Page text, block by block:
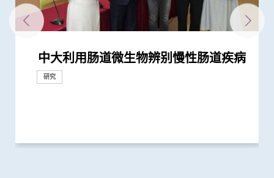
中大利用肠道微生物辨别慢性肠道疾病
研究
中大公布世界首个全球「炎症性肠病」
於本世纪发病率及流行率系统性回顾研
究 发现本港发病率於过去30年急升...
中大伙澳洲专家研究东半球炎症性肠病
获近年最大研究资助金额 势揭肠道微
生物群之谜
中大全球首项研究确认新大肠癌高风险
群组
中大研究「肠道微生物移植」治疗难辨
梭菌感染 治愈率为传统抗生素治疗的3
倍
香港和澳门的炎症性肠病新增个案高踞
亚太区首三位 中大成立资料库助市民
增加认知
中大医学院肠胃科率领全球多国专家制
定临床指引 以「非入侵性生物标志
物」筛查大肠癌
四成港人肠道微生态失衡情况与新冠患
者类似 中大研发「微生态免疫力配
方」证有效促进新冠患者康复 有望提...
中大全球首证新冠患者肠道微生态现失
衡状况 成功研发益生菌配方平衡肠道
微生态 有望增强免疫力
中大研究证实低剂量三环抗抑郁药有助
改善难治性胃功能失调
中大研究揭示全球大肠癌发病率有年轻
化趋势
中大黄秀娟教授获颁中国工程界最高荣
誉「光华工程科技奖」 成为今届医药
衞生领域唯一香港学者
中大研究揭示婴儿早期表观遗传改变及
肠道微生态 或影响日后脑部发展
中大医学院推出「琢妍医学人才培育计
划」吸纳百位顶尖女性人才 善用香港
制度优势 打造国际女性医学科研人...
中大首创透过调节肠道菌群 成功纾缓
儿童焦虑及感官过敏症状
「赛马会年轻糖尿支援计划」为逾900
糖尿病年青患者提供连续血糖监测仪
数据显示有效管控血糖 大幅降低严...
与牛津大学十年研究合作 中大开发首
个华人糖尿预后预测模型
中大医学院长达近20年追踪研究 揭示
妊娠糖尿及怀孕期血糖上升对孕妇及子
女的长期健康风险
中大研究发现2型糖尿病对香港生产力
及经济造成重大损失 年轻群组影响尤
为严重
中大银屑病关节炎研究重要突破 成功
修复受损关节骨头 亦可保护关节结构
预防变形恶化
中大发现调整生活方式的介入治疗方案
可减轻近七成爱滋病病毒感染者的代谢
性脂肪肝病情
中大研究揭示未来十年香港每千人将有
一人患上炎症性肠病 医疗负担飙升至
每年逾四亿港元 情况急需正视
中大与加拿大卡尔加里大学领导全球
「炎症性肠病」流行病学研究 建立炎
症性肠病四阶段演变模型 预测各地区...
中大研究指出过度清洁消毒增加湿疹等
过敏症风险
中大医学院开创儿童宏基因组组装基因
组数据库（MAGIC） 促进生命早期微
生物群研究
中大研究揭示患妊娠糖尿病孕妇肠道微
生态改变 影响婴儿早期神经发育
中大利用肠道微生物开发精准工具诊断
自闭症有助及早评估自闭风险 另一先
导临床研究显示调节肠道微生态可缓...
中大威院成功以单一导管同时修补二尖
瓣及三尖瓣 治疗严重心瓣倒流新突破
黄秀娟教授成为全国首位女性医生科学
家获选「新基石研究学者」其领导之新
基石科学实验室将拆解饮食如何影响...
中大医学院两学者当选欧洲科学院外籍
院士 成2024年「医学及兽医科学」仅
有来自香港的学者
中大利用大数据成功开发机器学习模型
精准预测老年糖尿病患者未来一年罹患
严重低血糖的风险
中大医学院黄秀娟教授成香港首位医生
科学家获选为新基石研究员
中大研究显示类风湿关节炎患者日服5
毫克皮质类固醇 出现心血管疾病的风
险增一倍
新冠疫苗复必泰及科兴引发之「T细胞
反应」可有效预防不同新冠病毒变异株
引起的严重疾病
中大发现小肠癌在全球及本港发病率明
显上升 高收入地区发病率较高
中大发现新基因标记可预测糖尿病人患
冠心病风险 凸显糖尿病精准治疗的潜
力
中大研究证实新冠口服药有效降低院舍
长者五成入院风险及防止病情恶化
中大医学院大型临床研究证实口服微胶
囊活菌配方SIM01有效纾缓新冠后遗症
中大医学院进行亚洲最大型长新冠研究
推算生殖系统徵状如性功能障碍困扰逾
40万港人
裘槎医学科学教授黄秀娟教授就职演
讲： 「众里寻『它』千百度」
中大新技术有效评估艾滋病病毒感染者
的心脏病风险
中大发现年轻糖尿病前期患者患糖尿病
的终生风险高达90% 心血管疾病风险增
近70%
中大「三岁定八十」跨学科研究 拆解
怀孕期肠道微生态如何降低婴儿患炎症
性肠病风险
中大研究显示持续服用RASi类药物可以
降低 2型糖尿病晚期肾病患者出现心肾
并发症的风险
中大全球首证血糖波动不稳的肥胖型糖
尿病患者有较高患癌风险 并证实接受
一类常用降血压药物的糖尿病患者患...
中大医学院获医管局支持开展香港首个
大型长新冠研究 协助政府策划更全面
的长新冠医疗服务
港大及中大医学院联合研究发现已接种
疫苗人士 在感染新型冠状病毒变异株
Omicron后能对不同的新冠病毒变异...
中大医学院领导国际研究显示 成人1 型
糖尿病的新症发病率较传统预期高
中大与辅导教师协会最新调查显示 本
港学生患「肠易激」情况令人关注 疫
情下压力上升 吁留意肠胃问题或反映...
中大崭新技术 以粪便细菌基因侦测大
肠癌及瘜肉复发 灵敏度逾九成
中大医学院研究指幼儿成为新冠病毒
「隐形传播者」的风险不容忽视 病毒
载量及带活性病毒的比例偏高 持续带...
中大医学院研究指出优化肠道微生态有
望提升新冠疫苗安全及成效
中大揭肠道微生态失衡为「炎症性肠
病」致病关键 团队获近1,600万港元资
助成立全球数据库 致力遏止全球个案...
中大发现新冠患者的肠道内缺乏可调节
免疫力的益菌 八成新冠患者出现「长
新冠」症状 肠道微生态失衡成关键
中大医学院联同全球糖尿病知名专家合
作四年 为《刺针》制定糖尿病多元综
合策略
中大医学院发现胰脏癌有全球上升及年
轻化趋势 女性上升幅度较高
中大研究显示糖尿病死亡率及并发症发
生率正下降 唯年轻糖尿病患者情况未
见改善
中大证新冠婴孩患者粪便带病毒 可成
隐形传播者 成立新冠病毒检测中心 致
力为婴幼儿作粪便检测
中大研究显示新冠肺炎患者常见有肝脏
受损问题 建议监测患者肝功能 及早发
现病情恶化
中大医学院与阿斯利康首度合作糖尿病
肾病研究 制订全球应对糖尿病肾病新
策略
婴儿肠道菌群影响一生 中大团队研
「三岁定八十」之谜
中大医学院两名杰出学者 获裘槎基金
会颁发「裘槎优秀医学科研者奖2020」
患有多囊卵巢综合症华人女性的糖尿病
风险是非患病人士的4倍
多元化预防衰老活动有助减低衰老状况
逾8成「前期衰老」长者逆转为「非衰
老」
中大为5,000港人免费验脑 开展人口
基础研究追踪本港脑健康状况
中大发现严重睡眠窒息症未经治疗患者
手术后较易出现心血管问题 吁手术前
进行睡眠窒息症评估以减风险
中大成立「张金菱治疗柏金逊综合症研
究中心」 跨学科研崭新方法 减慢柏金
逊病程
中大全球首个「快速眼动睡眠行为障
碍」家庭研究 揭柏金逊病家族遗传倾
向高达6倍 追踪初期症状如便秘 可提...
中大研究发现每6位糖尿病患者有1位出
现肾功能急剧下降
中大研究警示怀孕妇女注意体重增幅
研究
中大研究证实银屑病关节炎患者炎症综
合指数持续达标 能降低罹患心血管疾
病风险
陈家亮教授成首位华人获颁「美国肠胃
科医学院国际领袖大奖」
中大成立亚洲首间「微生物移植及研究
中心」
中大为本港老化人口制订标准化认知测
试 及早辨识认知障碍症患者
中大研究发现非酒精性脂肪肝诱发肝癌
的关键致癌基因
港韩瑞三地学者联手研顶尖医学科技
创新纳米技术治疗消化道及心血管疾病
中大研究揭乙肝康复者仍存罹患肝癌风
险
中大开展全球首个以「视网膜影像」筛
查华人阿兹海默症研究
中大研究发现心房颤动引致中风个案15
年间上升3倍 宜及早服用抗凝血药预防
中风
中大研究证实家居诊治睡眠窒息症成效
满意 可处理半数公立医院成人个案 大
幅缩减八成轮候时间
中大建议所有孕妇作口服葡萄糖耐量测
试 全港两成孕妇患妊娠糖尿 研究发现
其子女糖尿病风险为同龄儿童3倍
香港中文大学与苏黎世联邦理工学院结
盟 共同研发创新医学科技治肠胃病
中大研究揭示脂肪肝问题不是肥胖人士
独有
中大公布全球首项「针对亚士匹灵引致
肠道出血」的新发现 停服亚士匹灵可
增加患严重心血管疾病及死亡风险逾...
中大教授成为全球首位华人获颁「世界
中风组织主席中风贡献奖」 全球首创
「脉磁激法」助中风患者复修脑部功...
中大研究发现每5名糖尿病患者中 1人
因脂肪肝引致严重肝纤维化或肝硬化
中大成立周佩芳认知障碍预防研究中心
设立一站式简易网站提供认知障碍症资
讯
中大成立全球首个华人「早发性认知障
碍症」研究登记册
中大港大率先应用3D打印技术于复杂
心脏手术
中大与全球30多国专家合作研究 发现
小中风新药物疗法
中大与多国中风专家领导一项全球研究
发现及早评估与治疗「小中风」可降低
七成中风风险
中大就七种常见呼吸道病毒进行全港首
个流行病学分析 发现「呼吸道合胞病
毒」及「甲型流感」为两大致命病毒
中大公布亚洲首项针对肥胖「睡眠窒息
症」患者生活模式研究 证实个人化辅
导疗程有效减轻病情
中大筛查发现每三名社区长者就有一人
患脑小血管病 藉世界中风日呼吁及早
预防
中大率先引入「高频信号检测」技术以
确定脑部手术范围 有效提升复杂性脑
痫症手术成效约三成
中大医学院许树昌教授于《刺针》发表
评论新沙士文章 强调医院感染控制措
施对控制疫情极为重要
中大倡议新药物治疗标准逆转脑血管硬
化
中大最新研究揭示本港每年逾十万非酒
精性脂肪肝新症
中大研究指朋侪关顾 可减少受情绪困
扰之糖尿患者住院百分比
中大与养和医院携手研究 发现抑郁症
患者出现睡眠行为障碍或是脑退化先兆
中大医学院成功植入「脉冲产生器」医
治胃酸倒流
中大提倡结合房颤筛查及药物教育 助
长者减低中风风险
社区衰老状况筛查 发现65岁或以上的
社区人口中 过半已踏入前期衰老
中大发现糖尿患者患抑郁症风险为一般
人的两倍 倡以一分钟问卷及早评估糖
尿患者的精神健康状况
头颈放射治疗增中风风险 中大证实
「颈动脉支架成型术」成效显著
香港中文大学成立消化疾病研究国家重
点实验室 提升消化道疾病诊治水平
造福人类健康
中大与理大携手在威院推行24小时远程
中风溶栓治疗服务
中大公布香港慢性肾病透析患者就业研
究并提倡中末期患者接受透析前的早期
教育计划
中大公布小中风的最新药物治疗方法
研究
中大制订肝癌风险评估指数 准确预测
乙肝病人的肝癌风险
中文大学与上海交通大学成功发现预测
中国人糖尿病的基因标记
中大率先采用三维心脏超声波以识别高
风险二尖瓣脱垂患者
中大建议以舒缓性手法护理末期脑退化
症患者的吞咽困难
中大研究发现摄取过量盐份会导致高血
压及增加中风机会
中大展开全港睡眠健康教育及改善计划
建立健康睡眠及健康校园生活
中大及港大研究团队携手成功发现脑痫
新基因标记
中大率亚洲肾科专家倡议慢性肾病早期
诊断计划
中大证实为颈血管狭窄进行支架成型治
疗及 为心脏衰竭患者植入心脏肌肉收
缩调节器成效显着
中大三名学者获颁本年度裘槎基金会优
秀科研者奖
中大公布本港严重人类猪型流感的最新
情况